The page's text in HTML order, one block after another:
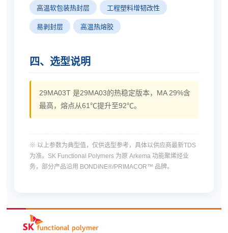
高温软包装热封层 工程塑料增韧改性
易剥封层 高温热熔胶
四、选型说明
29MA03T 是29MA03的热稳定版本，MA 29%含
最高，熔点从61℃提升至92℃。
※ 以上参数为典型值，仅供选型参考，具体以供应商最新TDS
为准。SK Functional Polymers 为原 Arkema 功能聚烯烃业
务，部分产品沿用 BONDINE®/PRIMACOR™ 品牌。